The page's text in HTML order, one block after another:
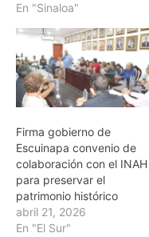
En "Sinaloa"
Firma gobierno de
Escuinapa convenio de
colaboración con el INAH
para preservar el
patrimonio histórico
abril 21, 2026
En "El Sur"